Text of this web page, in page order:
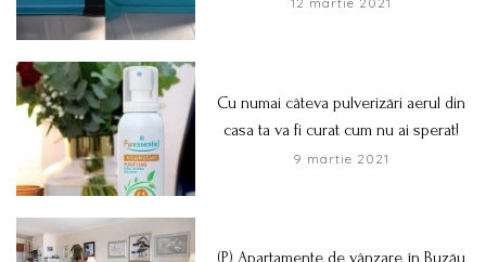
Cu numai câteva pulverizări aerul din
casa ta va fi curat cum nu ai sperat!
9 martie 2021
(P) Apartamente de vânzare în Buzău